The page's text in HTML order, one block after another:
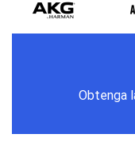
Obtenga